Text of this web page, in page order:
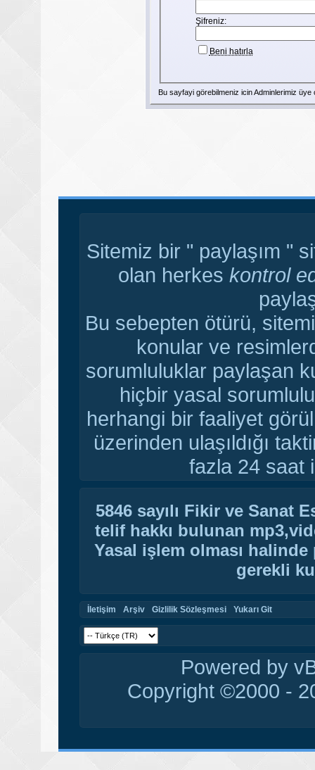
Şifreniz:
Beni hatırla
Bu sayfayi görebilmeniz icin Adminlerimiz üye
Sitemiz bir " paylaşım "
olan herkes kontrol
Bu sebepten ötürü,
konular ve
sorumluluklar paylaşan
hiçbir yasal
herhangi bir faaliyet
üzerinden ulaşıldığı
fazla 24 saat
5846 sayılı Fikir ve Sanat
telif hakkı bulunan
Yasal işlem olması
gerekli
İletişim Arşiv Gizlilik Sözleşmesi Yukarı Git
Powered by
Copyright ©2000 -